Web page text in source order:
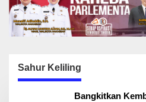
Sahur Keliling
Bangkitkan